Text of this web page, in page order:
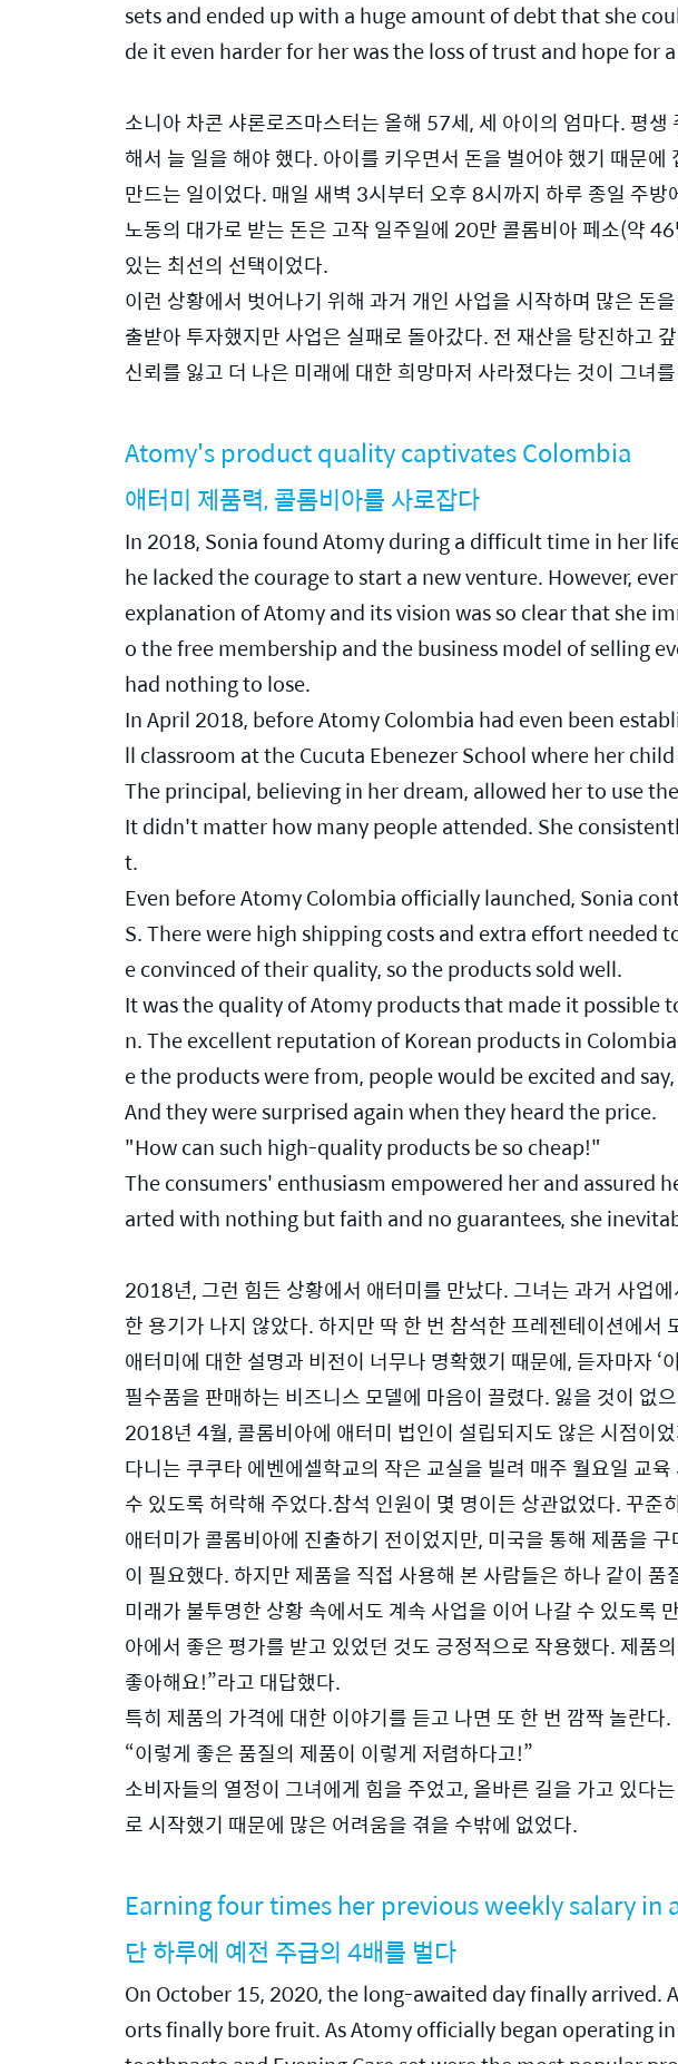
sets and ended up with a huge amount of debt that she
de it even harder for her was the loss of trust and hope for
소니아 차콘 샤론로즈마스터는 올해 57세, 세 아이의 엄마다. 평
해서 늘 일을 해야 했다. 아이를 키우면서 돈을 벌어야 했기 때문
만드는 일이었다. 매일 새벽 3시부터 오후 8시까지 하루 종일 주
노동의 대가로 받는 돈은 고작 일주일에 20만 콜롬비아 페소(약
있는 최선의 선택이었다.
이런 상황에서 벗어나기 위해 과거 개인 사업을 시작하며 많은 돈
출받아 투자했지만 사업은 실패로 돌아갔다. 전 재산을 탕진하고
신뢰를 잃고 더 나은 미래에 대한 희망마저 사라졌다는 것이 그녀
Atomy's product quality captivates Colombia
애터미 제품력, 콜롬비아를 사로잡다
In 2018, Sonia found Atomy during a difficult time in her
he lacked the courage to start a new venture. However,
explanation of Atomy and its vision was so clear that she
o the free membership and the business model of selling
had nothing to lose.
In April 2018, before Atomy Colombia had even been
ll classroom at the Cucuta Ebenezer School where her
The principal, believing in her dream, allowed her to use
It didn't matter how many people attended. She
t.
Even before Atomy Colombia officially launched, Sonia
S. There were high shipping costs and extra effort
e convinced of their quality, so the products sold well.
It was the quality of Atomy products that made it possible
n. The excellent reputation of Korean products in
e the products were from, people would be excited and
And they were surprised again when they heard the price.
"How can such high-quality products be so cheap!"
The consumers' enthusiasm empowered her and assured
arted with nothing but faith and no guarantees, she
2018년, 그런 힘든 상황에서 애터미를 만났다. 그녀는 과거 사업
한 용기가 나지 않았다. 하지만 딱 한 번 참석한 프레젠테이션에서
애터미에 대한 설명과 비전이 너무나 명확했기 때문에, 듣자마자
필수품을 판매하는 비즈니스 모델에 마음이 끌렸다. 잃을 것이 없
2018년 4월, 콜롬비아에 애터미 법인이 설립되지도 않은 시점이
다니는 쿠쿠타 에벤에셀학교의 작은 교실을 빌려 매주 월요일 교
수 있도록 허락해 주었다.참석 인원이 몇 명이든 상관없었다. 꾸
애터미가 콜롬비아에 진출하기 전이었지만, 미국을 통해 제품을
이 필요했다. 하지만 제품을 직접 사용해 본 사람들은 하나 같이
미래가 불투명한 상황 속에서도 계속 사업을 이어 나갈 수 있도록
아에서 좋은 평가를 받고 있었던 것도 긍정적으로 작용했다. 제품
좋아해요!”라고 대답했다.
특히 제품의 가격에 대한 이야기를 듣고 나면 또 한 번 깜짝 놀란다.
“이렇게 좋은 품질의 제품이 이렇게 저렴하다고!”
소비자들의 열정이 그녀에게 힘을 주었고, 올바른 길을 가고 있다
로 시작했기 때문에 많은 어려움을 겪을 수밖에 없었다.
Earning four times her previous weekly salary in
단 하루에 예전 주급의 4배를 벌다
On October 15, 2020, the long-awaited day finally
orts finally bore fruit. As Atomy officially began operating